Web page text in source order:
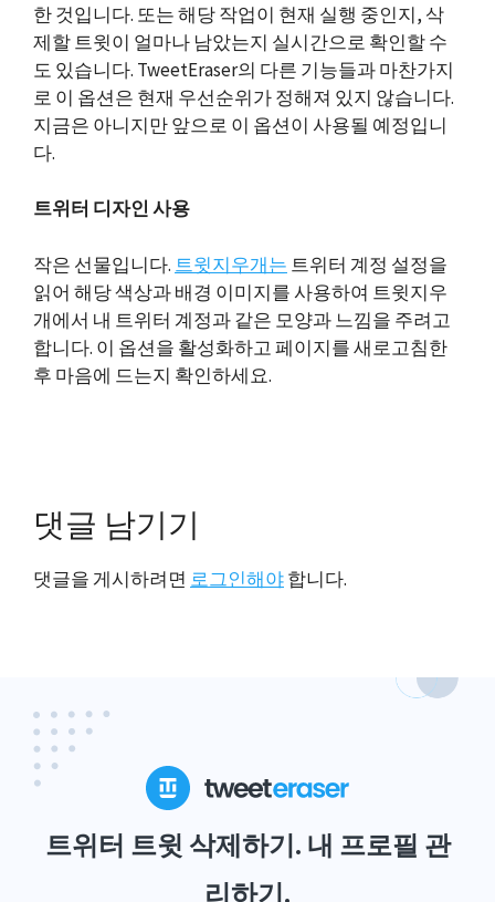
한 것입니다. 또는 해당 작업이 현재 실행 중인지, 삭
제할 트윗이 얼마나 남았는지 실시간으로 확인할 수
도 있습니다. TweetEraser의 다른 기능들과 마찬가지
로 이 옵션은 현재 우선순위가 정해져 있지 않습니다.
지금은 아니지만 앞으로 이 옵션이 사용될 예정입니
다.
트위터 디자인 사용
작은 선물입니다. 트윗지우개는 트위터 계정 설정을
읽어 해당 색상과 배경 이미지를 사용하여 트윗지우
개에서 내 트위터 계정과 같은 모양과 느낌을 주려고
합니다. 이 옵션을 활성화하고 페이지를 새로고침한
후 마음에 드는지 확인하세요.
댓글 남기기
댓글을 게시하려면 로그인해야합니다.
트위터 트윗 삭제하기. 내 프로필 관
리하기.